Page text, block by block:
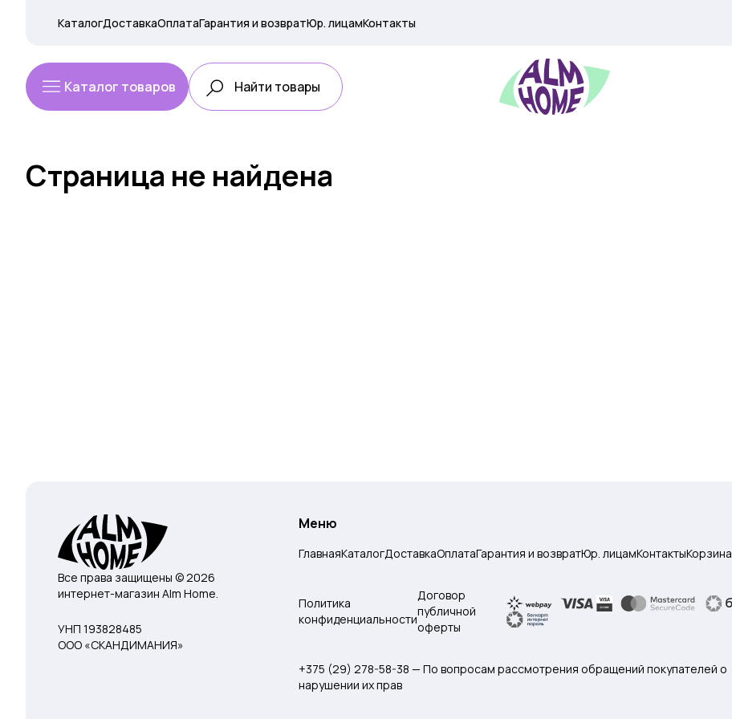
КаталогДоставкаОплатаГарантия и возвратЮр. лицамКонтакты
Каталог товаров
Страница не найдена
Все права защищены © 2026
интернет-магазин Alm Home.
УНП 193828485
ООО «СКАНДИМАНИЯ»
Меню
ГлавнаяКаталогДоставкаОплатаГарантия и возвратЮр. лицамКонтактыКорзина
Политика
конфиденциальности
Договор
публичной
оферты
+375 (29) 278-58-38 — По вопросам рассмотрения обращений покупателей о
нарушении их прав